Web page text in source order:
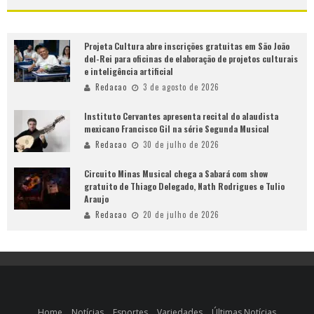
Projeta Cultura abre inscrições gratuitas em São João
del-Rei para oficinas de elaboração de projetos culturais
e inteligência artificial
Redacao 3 de agosto de 2026
Instituto Cervantes apresenta recital do alaudista
mexicano Francisco Gil na série Segunda Musical
Redacao 30 de julho de 2026
Circuito Minas Musical chega a Sabará com show
gratuito de Thiago Delegado, Nath Rodrigues e Tulio
Araujo
Redacao 20 de julho de 2026